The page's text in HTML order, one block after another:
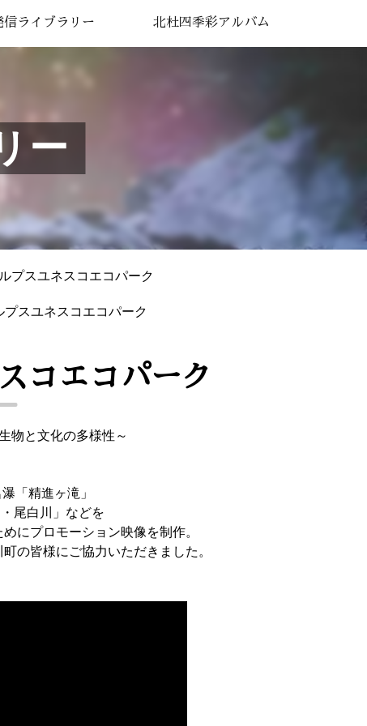
信ライブラリー 北杜四季彩アルバム
ー
プスユネスコエコパーク
プスユネスコエコパーク
コエコパーク
物と文化の多様性～
「精進ヶ滝」
尾白川」などを
にプロモーション映像を制作。
の皆様にご協力いただきました。